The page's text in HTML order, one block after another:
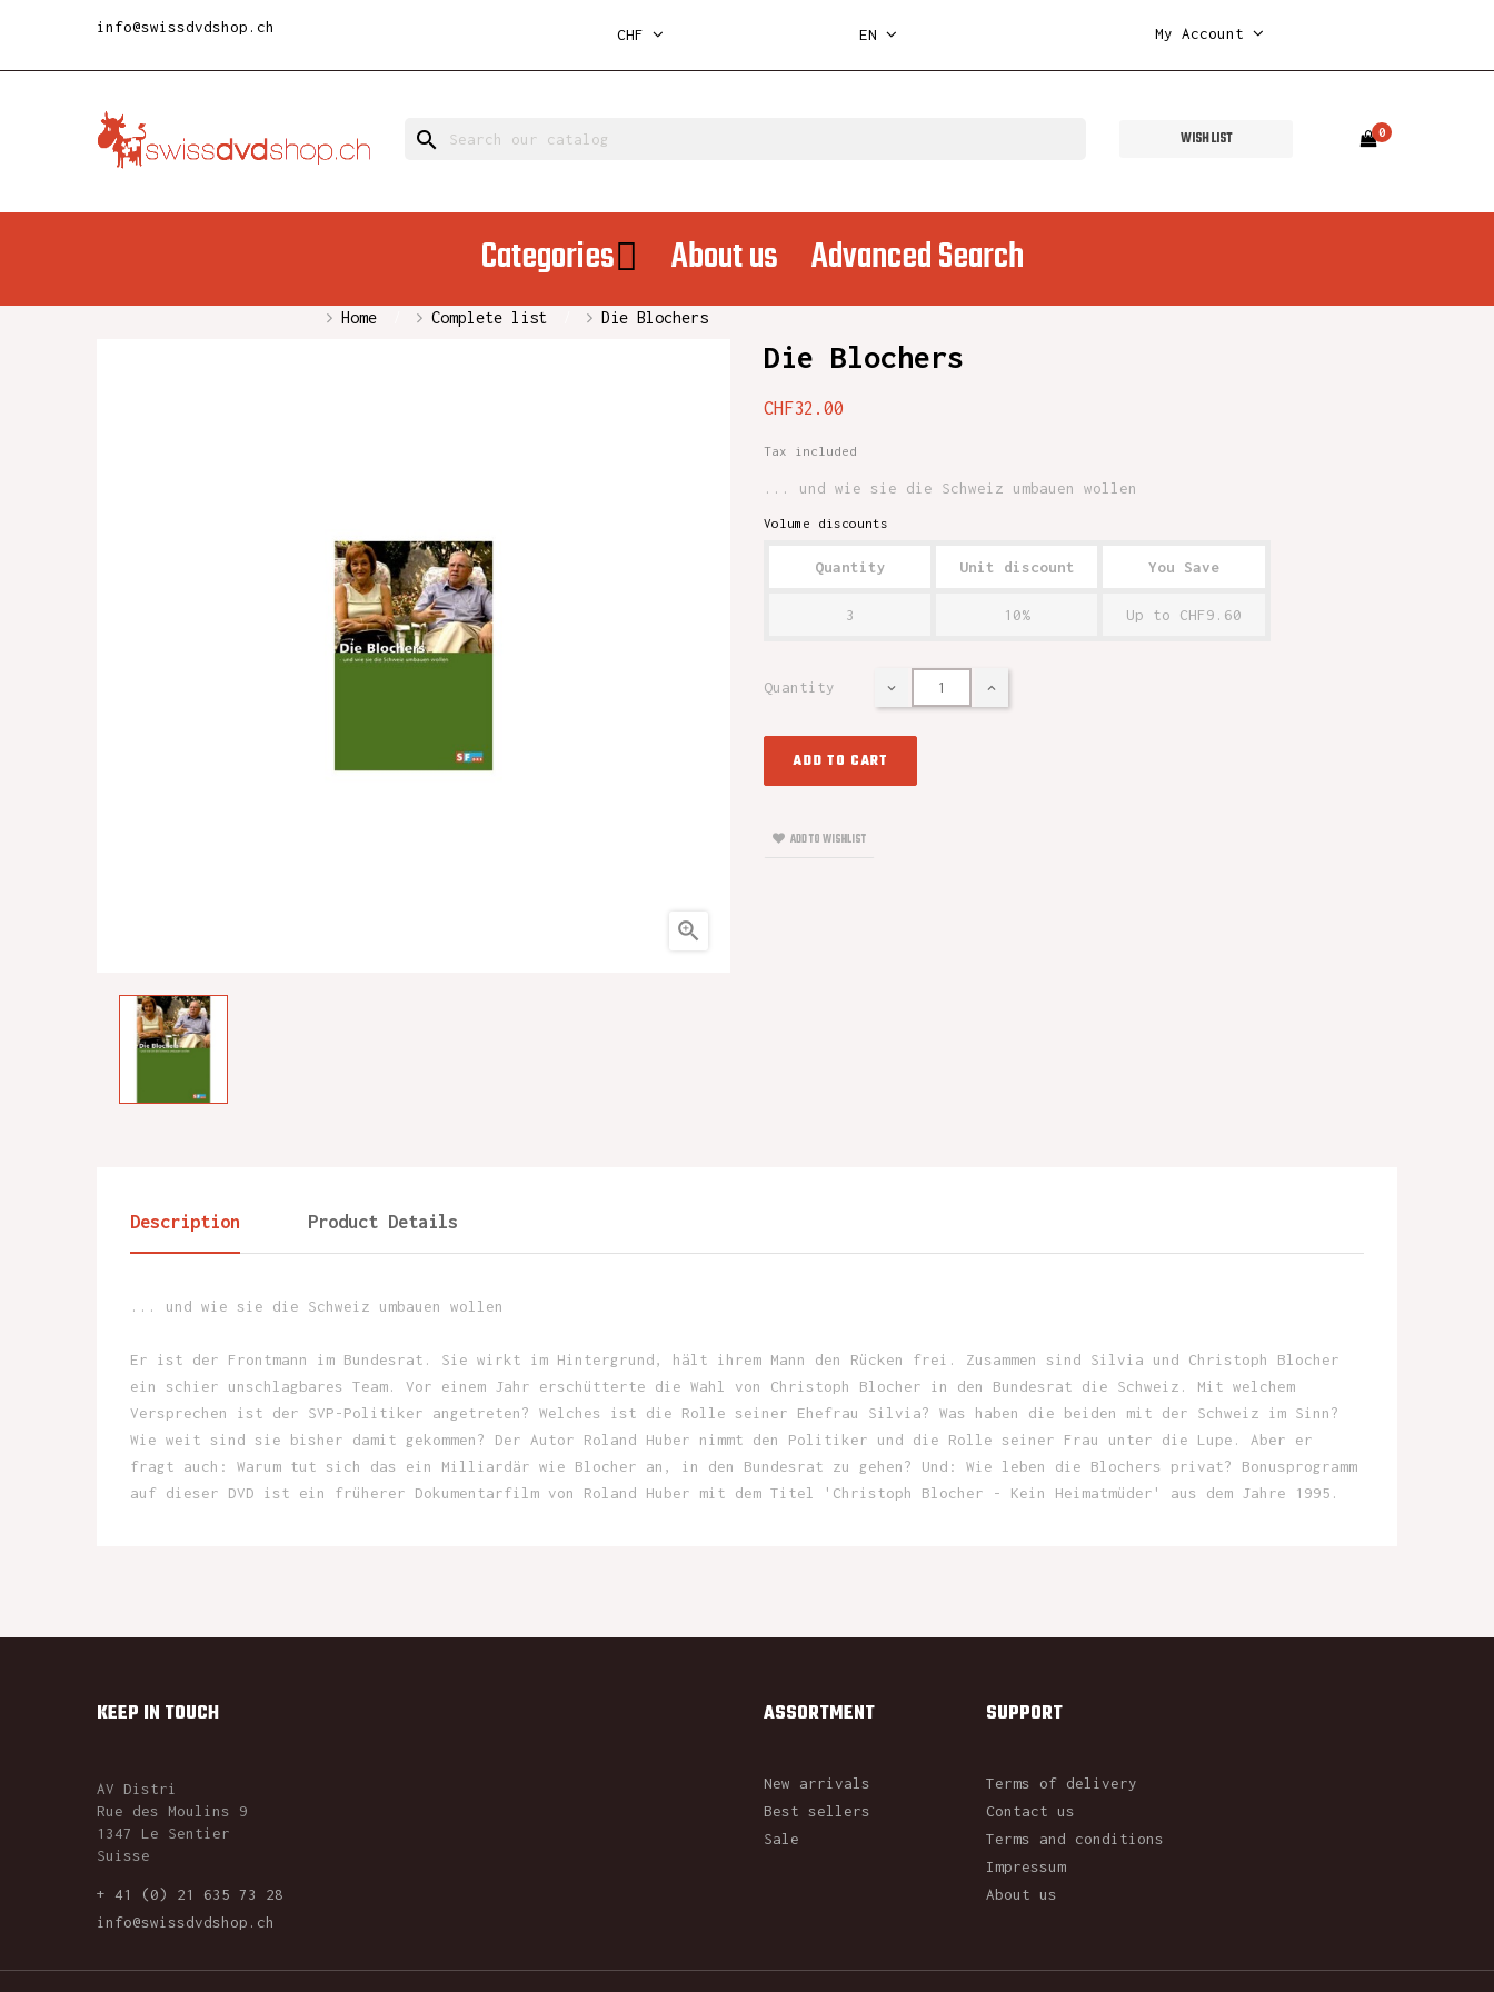
info@swissdvdshop.ch CHF EN My Account
search WISH LIST 0
Categories About us Advanced Search
Home Complete list Die Blochers

Die Blochers
CHF32.00
Tax included
... und wie sie die Schweiz umbauen wollen
Volume discounts
Quantity Unit discount You Save
3 10% Up to CHF9.60
Quantity
ADD TO CART
ADD TO WISHLIST
Description Product Details
... und wie sie die Schweiz umbauen wollen
Er ist der Frontmann im Bundesrat. Sie wirkt im Hintergrund, hält ihrem Mann den Rücken frei. Zusammen sind Silvia und Christoph Blocher
ein schier unschlagbares Team. Vor einem Jahr erschütterte die Wahl von Christoph Blocher in den Bundesrat die Schweiz. Mit welchem
Versprechen ist der SVP-Politiker angetreten? Welches ist die Rolle seiner Ehefrau Silvia? Was haben die beiden mit der Schweiz im Sinn?
Wie weit sind sie bisher damit gekommen? Der Autor Roland Huber nimmt den Politiker und die Rolle seiner Frau unter die Lupe. Aber er
fragt auch: Warum tut sich das ein Milliardär wie Blocher an, in den Bundesrat zu gehen? Und: Wie leben die Blochers privat? Bonusprogramm
auf dieser DVD ist ein früherer Dokumentarfilm von Roland Huber mit dem Titel 'Christoph Blocher - Kein Heimatmüder' aus dem Jahre 1995.
KEEP IN TOUCH
AV Distri
Rue des Moulins 9
1347 Le Sentier
Suisse
+ 41 (0) 21 635 73 28
info@swissdvdshop.ch
ASSORTMENT
New arrivals
Best sellers
Sale
SUPPORT
Terms of delivery
Contact us
Terms and conditions
Impressum
About us